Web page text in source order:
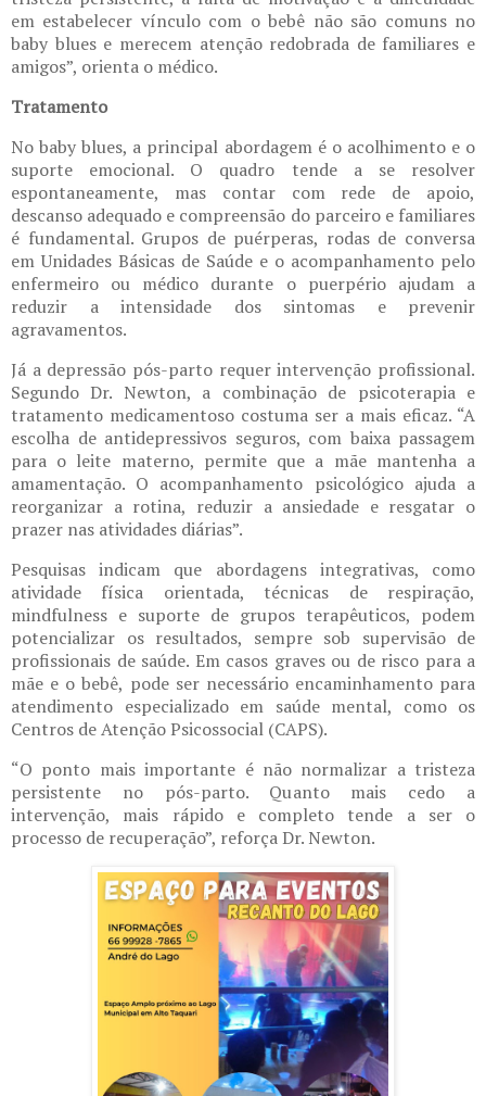
em estabelecer vínculo com o bebê não são comuns no
baby blues e merecem atenção redobrada de familiares e
amigos”, orienta o médico.
Tratamento
No baby blues, a principal abordagem é o acolhimento e o
suporte emocional. O quadro tende a se resolver
espontaneamente, mas contar com rede de apoio,
descanso adequado e compreensão do parceiro e familiares
é fundamental. Grupos de puérperas, rodas de conversa
em Unidades Básicas de Saúde e o acompanhamento pelo
enfermeiro ou médico durante o puerpério ajudam a
reduzir a intensidade dos sintomas e ​​prevenir​​
agravamentos.
Já a depressão pós-parto requer intervenção profissional.
Segundo Dr. Newton, a combinação de psicoterapia e
tratamento medicamentoso costuma ser a mais eficaz. “A
escolha de antidepressivos seguros, com baixa passagem
para o leite materno, permite que a mãe mantenha a
amamentação. O acompanhamento psicológico ajuda a
reorganizar a rotina, reduzir a ansiedade e resgatar o
prazer nas atividades diárias”.
Pesquisas indicam que abordagens integrativas, como
atividade física orientada, técnicas de respiração,
mindfulness e suporte de grupos terapêuticos, podem
potencializar os resultados, sempre sob supervisão de
profissionais de saúde. Em casos graves ou de risco para a
mãe e o bebê, pode ser necessário encaminhamento para
atendimento especializado em saúde mental, como os
Centros de Atenção Psicossocial (CAPS).
“O ponto mais importante é não normalizar a tristeza
persistente no pós-parto. Quanto mais cedo a
intervenção, mais rápido e completo tende a ser o
processo de recuperação”,​​ reforça Dr. Newton.